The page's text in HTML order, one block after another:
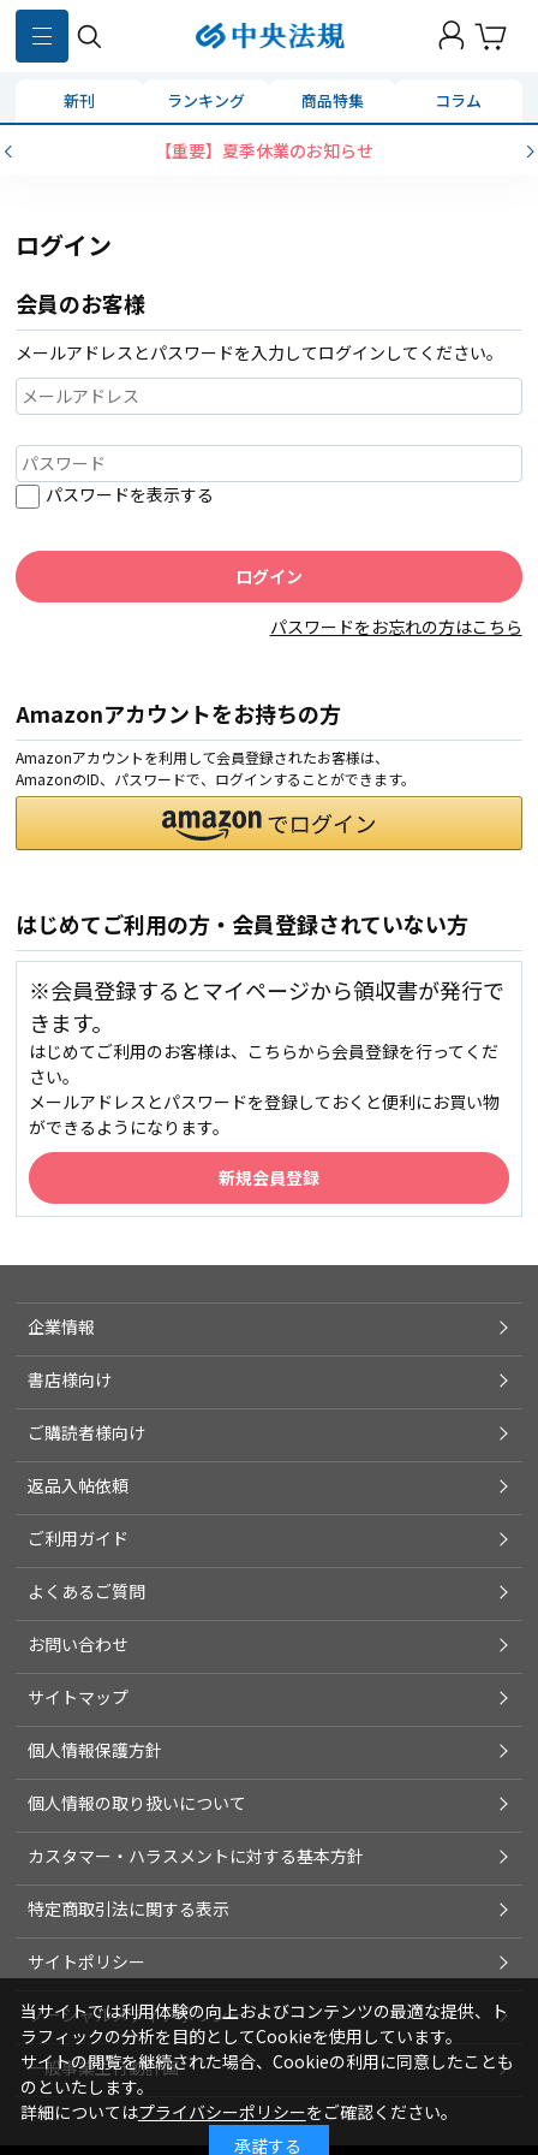
新刊 ランキング 商品特集 コラム
【重要】夏季休業のお知らせ
ログイン
会員のお客様
メールアドレスとパスワードを入力してログインしてください。
パスワードを表示する
パスワードをお忘れの方はこちら
Amazonアカウントをお持ちの方
Amazonアカウントを利用して会員登録されたお客様は、
AmazonのID、パスワードで、ログインすることができます。
はじめてご利用の方・会員登録されていない方
※会員登録するとマイページから領収書が発行で
きます。
はじめてご利用のお客様は、こちらから会員登録を行ってくだ
さい。
メールアドレスとパスワードを登録しておくと便利にお買い物
ができるようになります。
企業情報
書店様向け
ご購読者様向け
返品入帖依頼
ご利用ガイド
よくあるご質問
お問い合わせ
サイトマップ
個人情報保護方針
個人情報の取り扱いについて
カスタマー・ハラスメントに対する基本方針
特定商取引法に関する表示
サイトポリシー
ソーシャルメディアポリシー
一般事業主行動計画
当サイトでは利用体験の向上およびコンテンツの最適な提供、ト
ラフィックの分析を目的としてCookieを使用しています。
サイトの閲覧を継続された場合、Cookieの利用に同意したことも
のといたします。
詳細についてはプライバシーポリシーをご確認ください。
承諾する